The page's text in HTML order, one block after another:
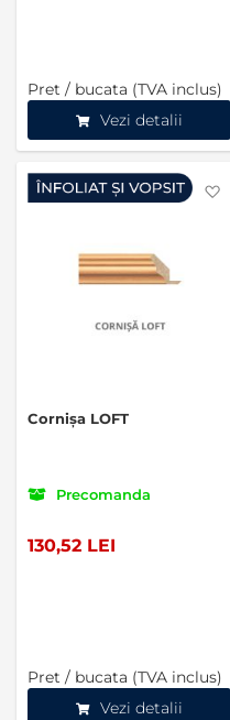
Pret / bucata (TVA inclus)
Vezi detalii
Cornișa LOFT
Precomanda
130,52 LEI
Pret / bucata (TVA inclus)
Vezi detalii